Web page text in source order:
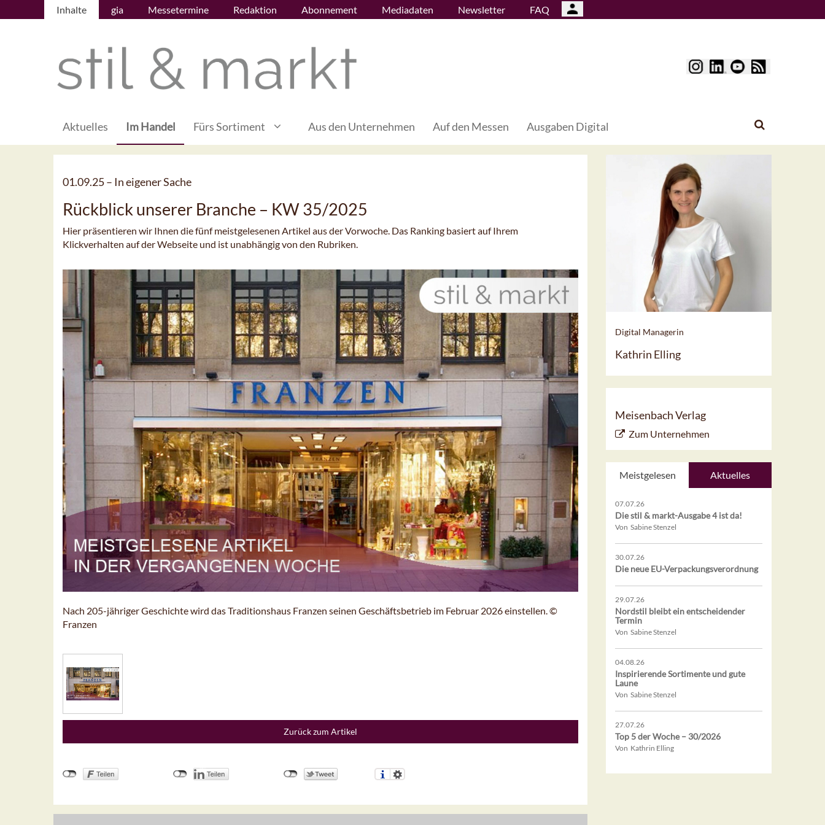
Inhalte gia Messetermine Redaktion Abonnement Mediadaten Newsletter FAQ
Aktuelles Im Handel Fürs Sortiment Aus den Unternehmen Auf den Messen Ausgaben Digital
01.09.25 – In eigener Sache
Rückblick unserer Branche – KW 35/2025
Hier präsentieren wir Ihnen die fünf meistgelesenen Artikel aus der Vorwoche. Das Ranking basiert auf Ihrem
Klickverhalten auf der Webseite und ist unabhängig von den Rubriken.
Nach 205-jähriger Geschichte wird das Traditionshaus Franzen seinen Geschäftsbetrieb im Februar 2026 einstellen. ©
Franzen
Zurück zum Artikel
Digital Managerin
Kathrin Elling
Meisenbach Verlag
Zum Unternehmen
Meistgelesen Aktuelles
07.07.26
Die stil & markt-Ausgabe 4 ist da!
Von Sabine Stenzel
30.07.26
Die neue EU-Verpackungsverordnung
29.07.26
Nordstil bleibt ein entscheidender
Termin
Von Sabine Stenzel
04.08.26
Inspirierende Sortimente und gute
Laune
Von Sabine Stenzel
27.07.26
Top 5 der Woche – 30/2026
Von Kathrin Elling